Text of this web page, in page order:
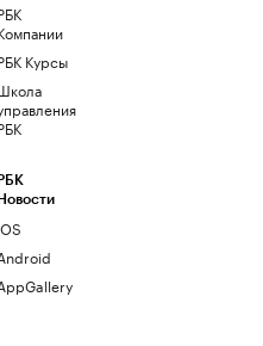
Курсы
РБК
Новости